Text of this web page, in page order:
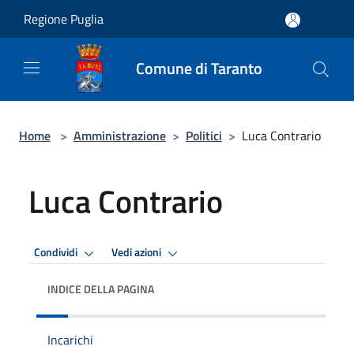
Regione Puglia
Comune di Taranto
Home > Amministrazione > Politici > Luca Contrario
Luca Contrario
Condividi Vedi azioni
INDICE DELLA PAGINA
Incarichi